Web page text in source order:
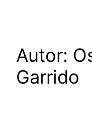
Autor:
Garrido